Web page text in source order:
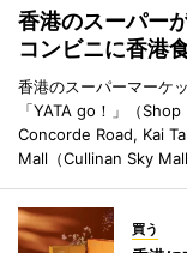
香港のスーパー
コンビニに香港
香港のスーパーマーケ
「YATA go！」（
Concorde Road, Kai
Mall（Cullinan Sky
買う